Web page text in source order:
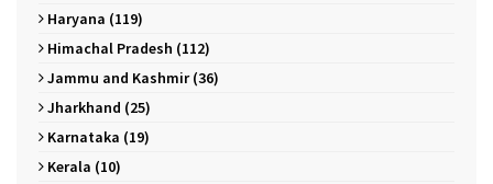
Haryana (119)
Himachal Pradesh (112)
Jammu and Kashmir (36)
Jharkhand (25)
Karnataka (19)
Kerala (10)